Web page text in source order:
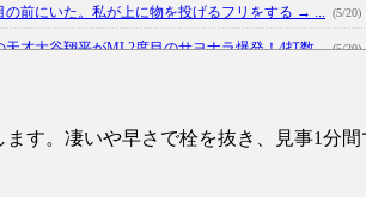
の前にいた。私が上に物を投げるフリをする → ... (5/20)
天才大谷翔平がML2度目のサヨナラ爆発！4打数... (5/20)
ーの前で好演技www当たり屋やお煽り運転など盛... (3/1)
す。凄いや早さで栓を抜き、見事1分